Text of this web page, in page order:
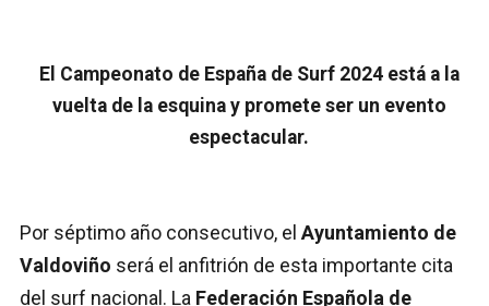
El Campeonato de España de Surf 2024 está a la
vuelta de la esquina y promete ser un evento
espectacular.
Por séptimo año consecutivo, el Ayuntamiento de
Valdoviño será el anfitrión de esta importante cita
del surf nacional. La Federación Española de